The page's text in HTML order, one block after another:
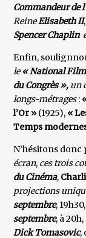
Commandeur de
ReineElisabeth II
Spencer Chaplin
Enfin,
le« National
du Congrès », un
longs-métrages:
l’Or » (1925), «
Temps
N’hésitons donc
écran, ces trois
du Cinéma,
projections
septembre,
septembre, à
Dick Tomasovic,